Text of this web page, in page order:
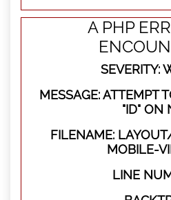
A PHP
SEVERITY:
MESSAGE: ATTEMPT
"ID" ON
FILENAME:
MOBILE-
LINE